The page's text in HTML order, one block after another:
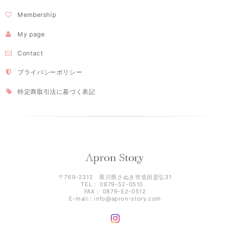
Membership
My page
Contact
プライバシーポリシー
特定商取引法に基づく表記
〒769-2312 香川県さぬき市造田是弘31
TEL： 0879-52-0510
FAX： 0879-52-0512
E-mail： info@apron-story.com